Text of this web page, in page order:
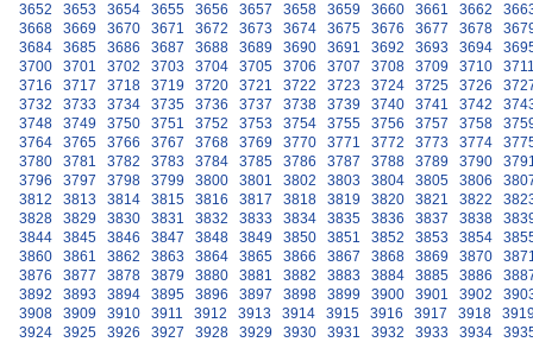
3652
3653 3654 3655 3656 3657 3658 3659 3660 3661 3662
3668
3669 3670 3671 3672 3673 3674 3675 3676 3677 3678
3684
3685 3686 3687 3688 3689 3690 3691 3692 3693 3694
3700
3701 3702 3703 3704 3705 3706 3707 3708 3709 3710
3716
3717 3718 3719 3720 3721 3722 3723 3724 3725 3726
3732
3733 3734 3735 3736 3737 3738 3739 3740 3741 3742
3748
3749 3750 3751 3752 3753 3754 3755 3756 3757 3758
3764
3765 3766 3767 3768 3769 3770 3771 3772 3773 3774
3780
3781 3782 3783 3784 3785 3786 3787 3788 3789 3790
3796
3797 3798 3799 3800 3801 3802 3803 3804 3805 3806
3812
3813 3814 3815 3816 3817 3818 3819 3820 3821 3822
3828
3829 3830 3831 3832 3833 3834 3835 3836 3837 3838
3844
3845 3846 3847 3848 3849 3850 3851 3852 3853 3854
3860
3861 3862 3863 3864 3865 3866 3867 3868 3869 3870
3876
3877 3878 3879 3880 3881 3882 3883 3884 3885 3886
3892
3893 3894 3895 3896 3897 3898 3899 3900 3901 3902
3908
3909 3910 3911 3912 3913 3914 3915 3916 3917 3918
3924
3925 3926 3927 3928 3929 3930 3931 3932 3933 3934